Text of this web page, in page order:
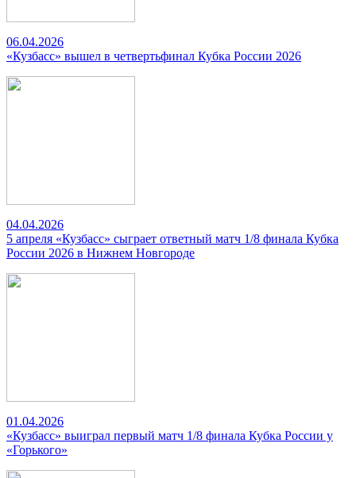
06.04.2026
«Кузбасс» вышел в четвертьфинал Кубка России 2026
04.04.2026
5 апреля «Кузбасс» сыграет ответный матч 1/8 финала Кубка
России 2026 в Нижнем Новгороде
01.04.2026
«Кузбасс» выиграл первый матч 1/8 финала Кубка России у
«Горького»